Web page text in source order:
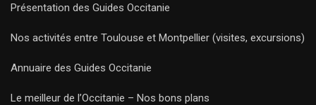
Présentation des Guides Occitanie
Nos activités entre Toulouse et Montpellier (visites, excursions)
Annuaire des Guides Occitanie
Le meilleur de l’Occitanie – Nos bons plans